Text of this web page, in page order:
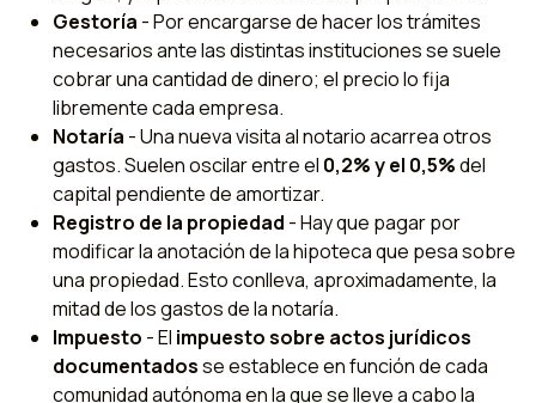
Gestoría - Por encargarse de hacer los trámites
necesarios ante las distintas instituciones se suele
cobrar una cantidad de dinero; el precio lo fija
libremente cada empresa.
Notaría - Una nueva visita al notario acarrea otros
gastos. Suelen oscilar entre el 0,2% y el 0,5%del
capital pendiente de amortizar.
Registro de la propiedad - Hay que pagar por
modificar la anotación de la hipoteca que pesa sobre
una propiedad. Esto conlleva, aproximadamente, la
mitad de los gastos de la notaría.
Impuesto - El impuesto sobre actos jurídicos
documentadosse establece en función de cada
comunidad autónoma en la que se lleve a cabo la